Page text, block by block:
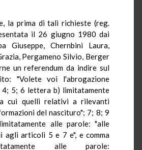
la prima di tali richieste (reg.
il 26 giugno 1980 dai
Giuseppe, Chernbini Laura,
Pergameno Silvio, Berger
un referendum da indire sul
"Volete voi l'abrogazione
5; 6 lettera b) limitatamente
cui quelli relativi a rilevanti
del nascituro"; 7; 8; 9
alle parole: "alle
agli articoli 5 e 7 e", e comma
alle parole: